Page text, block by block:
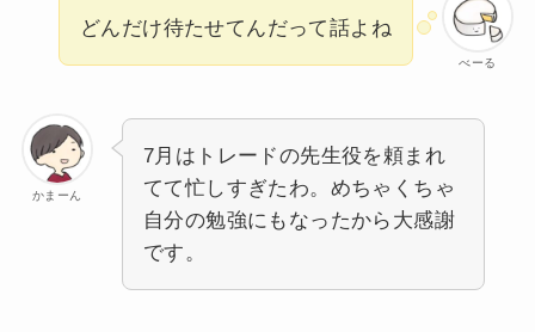
べーる
どんだけ待たせてんだって話よね
かまーん
7月はトレードの先生役を頼まれ
てて忙しすぎたわ。めちゃくちゃ
自分の勉強にもなったから大感謝
です。